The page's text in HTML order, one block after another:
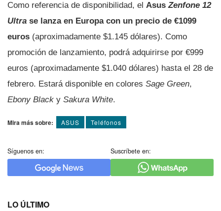
Como referencia de disponibilidad, el AsusZenfone 12
Ultra se lanza en Europa con un precio de €1099
euros (aproximadamente $1.145 dólares). Como
promoción de lanzamiento, podrá adquirirse por €999
euros (aproximadamente $1.040 dólares) hasta el 28 de
febrero. Estará disponible en colores Sage Green,
Ebony Black y Sakura White.
Mira más sobre: ASUS Teléfonos
Síguenos en: Suscríbete en:
LO ÚLTIMO